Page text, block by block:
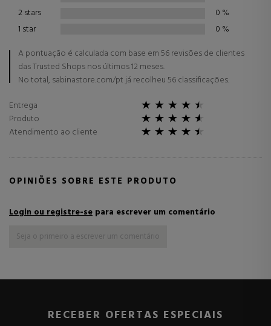
2 stars
0 %
1 star
0 %
A pontuação é calculada com base em 56 revisões de clientes
das Trusted Shops nos últimos 12 meses.
No total, sabinastore.com/pt já recolheu 56 classificações.
Entrega
Produto
Atendimento ao cliente
OPINIÕES SOBRE ESTE PRODUTO
Login ou registre-se para escrever um comentário
Seja o primeiro a escrever um comentário
RECEBER OFERTAS ESPECIAIS